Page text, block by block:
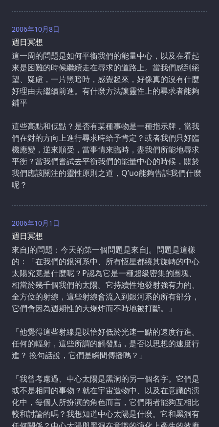
2006年10月8日
週日冥想
這一周的問題是如何平衡我們的能量中心，以及在看起
來是困難的時候繼續走在尋求的道路上。當我們感到絕
望、疑慮，一片黑暗時，感覺起來，好像真的沒有什麼
好理由去繼續前進。有什麼方法讓靈性上的尋求者能夠
鋪平
這些高點和低點？是否有某種事物是一種指示牌，當我
們在對的方向上進行尋求時給予肯定？或者我們只好臨
機應變，逆來順受，當事情來臨時，盡我們所能地尋求
平衡？當我們嘗試去平衡我們的能量中心的時候，關於
我們應該關注的靈性原則之道，Q’uo能夠告訴我們什麼
呢？
2006年10月1日
週日冥想
來自J的問題：今天的第一個問題是來自J。問題是這樣
的：「在我們的銀河系中、所有恆星都繞其旋轉的中心
太陽究竟是什麼呢？P認為它是一種超級密集的團塊、
相當於幾千個我們的太陽。它持續性地發射強有力的、
全方位的射線，這些射線會流入到銀河系的所有部分，
它們會因為週期性的大爆炸而不時地被打斷。」
「他覺得這些射線是以恰好低於光速一點的速度行進。
任何的輻射，這些所謂的觸發點，是否以思想的速度行
進？ 換句話說，它們是瞬間傳播嗎？」
「我曾考慮過、中心太陽是黑洞的另一個名字。它們是
或不是相同的事物？就在宇宙造物中、以及在意識的演
化中，每個人所扮演的角色而言，它們兩者能夠互相比
較和討論的嗎？我想知道中心太陽是什麼。它和黑洞有